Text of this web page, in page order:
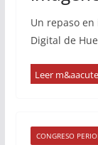
Un repaso
Digital de
CONGRESO